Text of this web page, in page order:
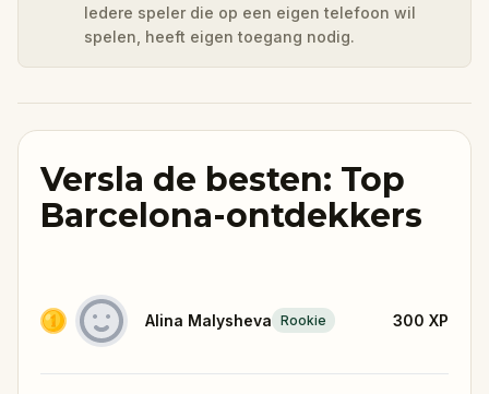
Iedere speler die op een eigen telefoon wil
spelen, heeft eigen toegang nodig.
Versla de besten: Top
Barcelona-ontdekkers
Alina Malysheva Rookie 300 XP